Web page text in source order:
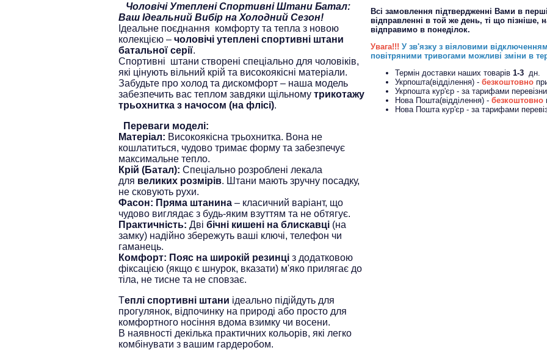
Чоловічі Утеплені Спортивні Штани Батал:
Ваш Ідеальний Вибір на Холодний Сезон!
Ідеальне поєднання комфорту та тепла з новою
колекцією – чоловічі утеплені спортивні штани
батальної серії.
Спортивні штани створені спеціально для чоловіків,
які цінують вільний крій та високоякісні матеріали.
Забудьте про холод та дискомфорт – наша модель
забезпечить вас теплом завдяки щільному трикотажу
трьохнитка з начосом (на флісі).
Переваги моделі:
Матеріал: Високоякісна трьохнитка. Вона не
кошлатиться, чудово тримає форму та забезпечує
максимальне тепло.
Крій (Батал): Спеціально розроблені лекала
для великих розмірів. Штани мають зручну посадку,
не сковують рухи.
Фасон: Пряма штанина– класичний варіант, що
чудово виглядає з будь-яким взуттям та не обтягує.
Практичність: Дві бічні кишені на блискавці(на
замку) надійно збережуть ваші ключі, телефон чи
гаманець.
Комфорт: Пояс на широкій резинціз додатковою
фіксацією (якщо є шнурок, вказати) м'яко прилягає до
тіла, не тисне та не сповзає.
Теплі спортивні штани ідеально підійдуть для
прогулянок, відпочинку на природі або просто для
комфортного носіння вдома взимку чи восени.
В наявності декілька практичних кольорів, які легко
комбінувати з вашим гардеробом.
Всі замовлення підтвердженні Вами в
відправленні в той же день, ті що
відправимо в понеділок.
Увага!!!У зв'язку з віяловими
повітряними тривогами можливі зміни в
Термін доставки наших товарів1-3 дн.
Укрпошта(відділення) -безкоштовно
Укрпошта кур'єр - за тарифами
Нова Пошта(відділення) -безкоштовно
Нова Пошта кур'єр - за тарифами